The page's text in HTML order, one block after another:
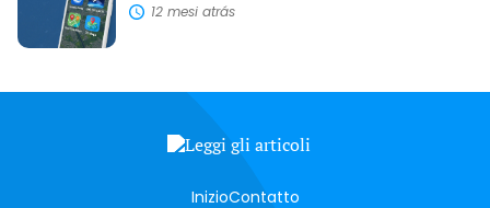
12 mesi atrás
InizioContatto